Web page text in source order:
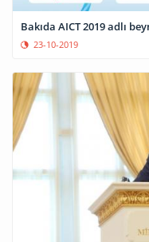
Bakıda AICT 2019 adlı
23-10-2019